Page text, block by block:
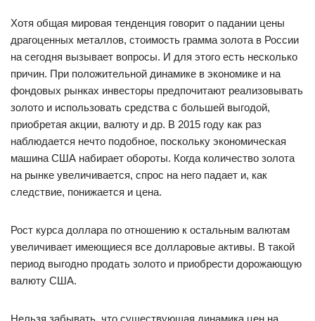
Хотя общая мировая тенденция говорит о падании цены
драгоценных металлов, стоимость грамма золота в России
на сегодня вызывает вопросы. И для этого есть несколько
причин. При положительной динамике в экономике и на
фондовых рынках инвесторы предпочитают реализовывать
золото и использовать средства с большей выгодой,
приобретая акции, валюту и др. В 2015 году как раз
наблюдается нечто подобное, поскольку экономическая
машина США набирает обороты. Когда количество золота
на рынке увеличивается, спрос на него падает и, как
следствие, понижается и цена.
Рост курса доллара по отношению к остальным валютам
увеличивает имеющиеся все долларовые активы. В такой
период выгодно продать золото и приобрести дорожающую
валюту США.
Нельзя забывать, что существующая динамика цен на